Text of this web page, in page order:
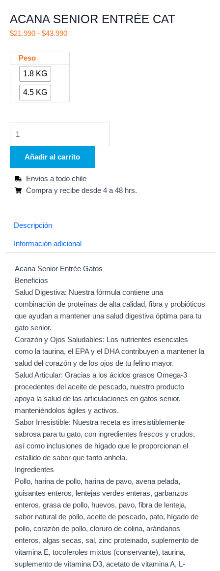
ACANA SENIOR ENTRÉE CAT
$21.990 - $43.990Rango
$43.990
Peso
1.8 KG
4.5 KG
ACANA
SENIOR
ENTRÉE
CAT
cantidad
Añadir al carrito
Envios a todo chile
Compra y recibe desde 4 a 48 hrs.
Descripción
Información adicional
Acana Senior Entrée Gatos
Beneficios
Salud Digestiva: Nuestra fórmula contiene una
combinación de proteínas de alta calidad, fibra y probióticos
que ayudan a mantener una salud digestiva óptima para tu
gato senior.
Corazón y Ojos Saludables: Los nutrientes esenciales
como la taurina, el EPA y el DHA contribuyen a mantener la
salud del corazón y de los ojos de tu felino mayor.
Salud Articular: Gracias a los ácidos grasos Omega-3
procedentes del aceite de pescado, nuestro producto
apoya la salud de las articulaciones en gatos senior,
manteniéndolos ágiles y activos.
Sabor Irresistible: Nuestra receta es irresistiblemente
sabrosa para tu gato, con ingredientes frescos y crudos,
así como inclusiones de hígado que le proporcionan el
estallido de sabor que tanto anhela.
Ingredientes
Pollo, harina de pollo, harina de pavo, avena pelada,
guisantes enteros, lentejas verdes enteras, garbanzos
enteros, grasa de pollo, huevos, pavo, fibra de lenteja,
sabor natural de pollo, aceite de pescado, pato, hígado de
pollo, corazón de pollo, cloruro de colina, arándanos
enteros, algas secas, sal, zinc proteinado, suplemento de
vitamina E, tocoferoles mixtos (conservante), taurina,
suplemento de vitamina D3, acetato de vitamina A, L-